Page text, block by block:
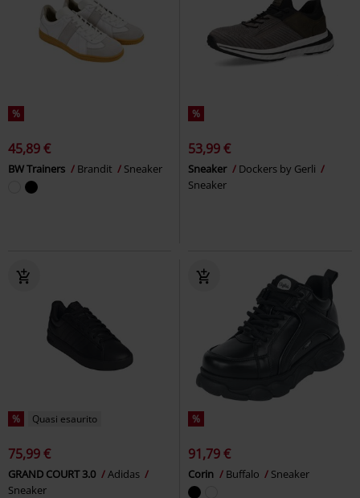
%
45,89 €
BW Trainers Brandit Sneaker
%
53,99 €
Sneaker
Dockers by Gerli
Sneaker
% Quasi esaurito
75,99 €
GRAND COURT 3.0
Adidas
Sneaker
%
91,79 €
Corin Buffalo Sneaker